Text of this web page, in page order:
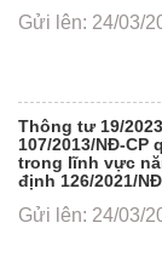
Gửi lên: 24/03/
Thông tư 19/
107/2013/NĐ-
trong lĩnh vực
định 126/2021/
Gửi lên: 24/03/